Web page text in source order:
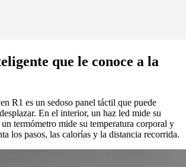
que le conoce a la
R1 es un sedoso panel táctil que puede
En el interior, un haz led mide su
termómetro mide su temperatura corporal y
los pasos, las calorías y la distancia recorrida.